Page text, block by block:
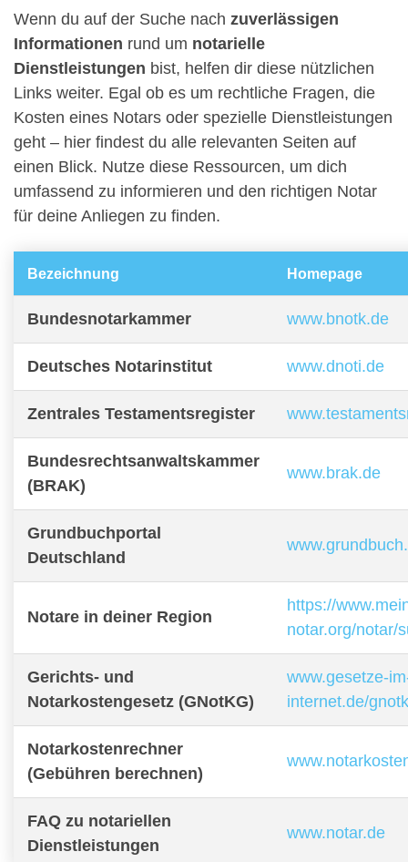
Wenn du auf der Suche nach zuverlässigen
Informationen rund um notarielle
Dienstleistungen bist, helfen dir diese nützlichen
Links weiter. Egal ob es um rechtliche Fragen, die
Kosten eines Notars oder spezielle Dienstleistungen
geht – hier findest du alle relevanten Seiten auf
einen Blick. Nutze diese Ressourcen, um dich
umfassend zu informieren und den richtigen Notar
für deine Anliegen zu finden.
Bezeichnung Homepage
Bundesnotarkammer www.bnotk.de
Deutsches Notarinstitut www.dnoti.de
Zentrales Testamentsregister
Bundesrechtsanwaltskammer
(BRAK)
www.brak.de
Grundbuchportal
Deutschland
Notare in deiner Region
https://
notar.org/notar/
Gerichts- und
Notarkostengesetz (GNotKG)
www.gesetze-
internet.de/
Notarkostenrechner
(Gebühren berechnen)
FAQ zu notariellen
Dienstleistungen
www.notar.de